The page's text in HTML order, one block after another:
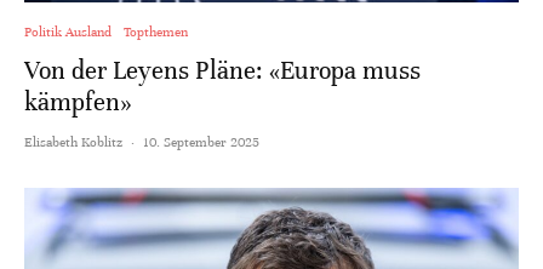
Politik Ausland Topthemen
Von der Leyens Pläne: «Europa muss
kämpfen»
Elisabeth Koblitz · 10. September 2025